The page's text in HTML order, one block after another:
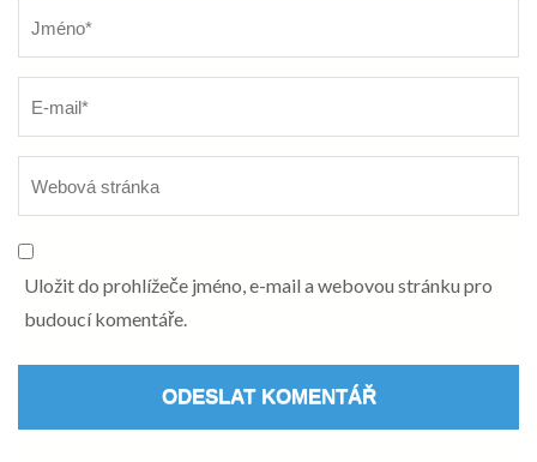
Uložit do prohlížeče jméno, e-mail a webovou stránku pro
budoucí komentáře.